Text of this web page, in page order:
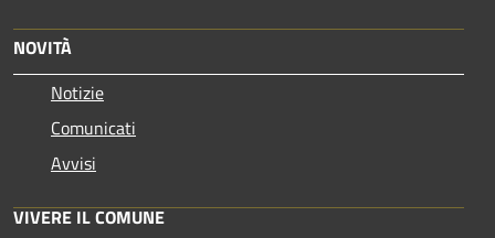
NOVITÀ
Notizie
Comunicati
Avvisi
VIVERE IL COMUNE